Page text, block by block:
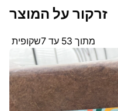
זרקור על המוצר
שקופית 5 עד 7 מתוך 3